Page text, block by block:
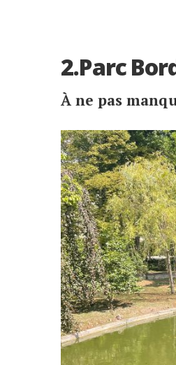
2.Parc
À ne pas